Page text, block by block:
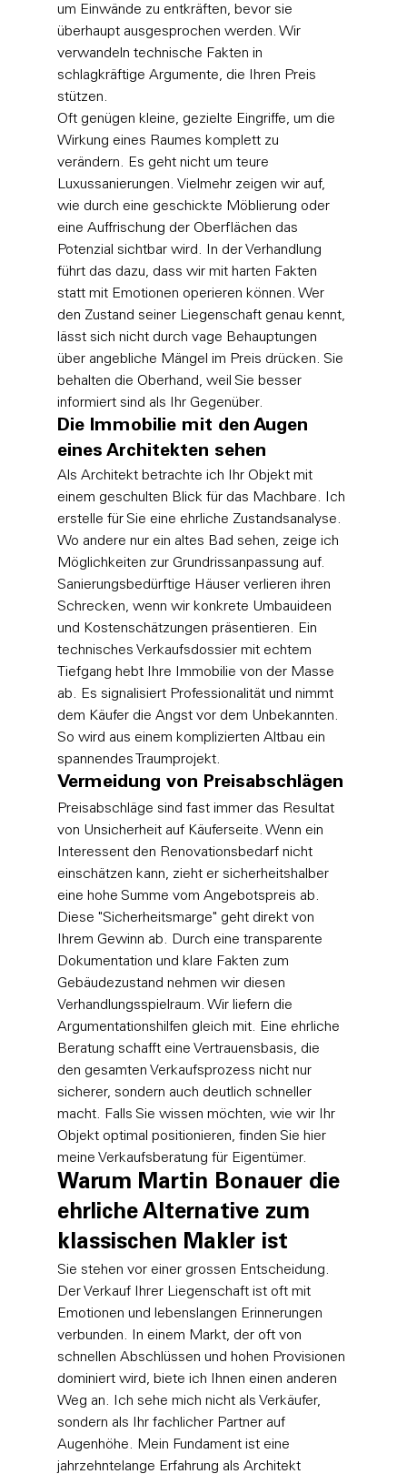
um Einwände zu entkräften, bevor sie
überhaupt ausgesprochen werden. Wir
verwandeln technische Fakten in
schlagkräftige Argumente, die Ihren Preis
stützen.
Oft genügen kleine, gezielte Eingriffe, um die
Wirkung eines Raumes komplett zu
verändern. Es geht nicht um teure
Luxussanierungen. Vielmehr zeigen wir auf,
wie durch eine geschickte Möblierung oder
eine Auffrischung der Oberflächen das
Potenzial sichtbar wird. In der Verhandlung
führt das dazu, dass wir mit harten Fakten
statt mit Emotionen operieren können. Wer
den Zustand seiner Liegenschaft genau kennt,
lässt sich nicht durch vage Behauptungen
über angebliche Mängel im Preis drücken. Sie
behalten die Oberhand, weil Sie besser
informiert sind als Ihr Gegenüber.
Die Immobilie mit den Augen
eines Architekten sehen
Als Architekt betrachte ich Ihr Objekt mit
einem geschulten Blick für das Machbare. Ich
erstelle für Sie eine ehrliche Zustandsanalyse.
Wo andere nur ein altes Bad sehen, zeige ich
Möglichkeiten zur Grundrissanpassung auf.
Sanierungsbedürftige Häuser verlieren ihren
Schrecken, wenn wir konkrete Umbauideen
und Kostenschätzungen präsentieren. Ein
technisches Verkaufsdossier mit echtem
Tiefgang hebt Ihre Immobilie von der Masse
ab. Es signalisiert Professionalität und nimmt
dem Käufer die Angst vor dem Unbekannten.
So wird aus einem komplizierten Altbau ein
spannendes Traumprojekt.
Vermeidung von Preisabschlägen
Preisabschläge sind fast immer das Resultat
von Unsicherheit auf Käuferseite. Wenn ein
Interessent den Renovationsbedarf nicht
einschätzen kann, zieht er sicherheitshalber
eine hohe Summe vom Angebotspreis ab.
Diese "Sicherheitsmarge" geht direkt von
Ihrem Gewinn ab. Durch eine transparente
Dokumentation und klare Fakten zum
Gebäudezustand nehmen wir diesen
Verhandlungsspielraum. Wir liefern die
Argumentationshilfen gleich mit. Eine ehrliche
Beratung schafft eine Vertrauensbasis, die
den gesamten Verkaufsprozess nicht nur
sicherer, sondern auch deutlich schneller
macht. Falls Sie wissen möchten, wie wir Ihr
Objekt optimal positionieren, finden Sie hier
meine Verkaufsberatung für Eigentümer.
Warum Martin Bonauer die
ehrliche Alternative zum
klassischen Makler ist
Sie stehen vor einer grossen Entscheidung.
Der Verkauf Ihrer Liegenschaft ist oft mit
Emotionen und lebenslangen Erinnerungen
verbunden. In einem Markt, der oft von
schnellen Abschlüssen und hohen Provisionen
dominiert wird, biete ich Ihnen einen anderen
Weg an. Ich sehe mich nicht als Verkäufer,
sondern als Ihr fachlicher Partner auf
Augenhöhe. Mein Fundament ist eine
jahrzehntelange Erfahrung als Architekt